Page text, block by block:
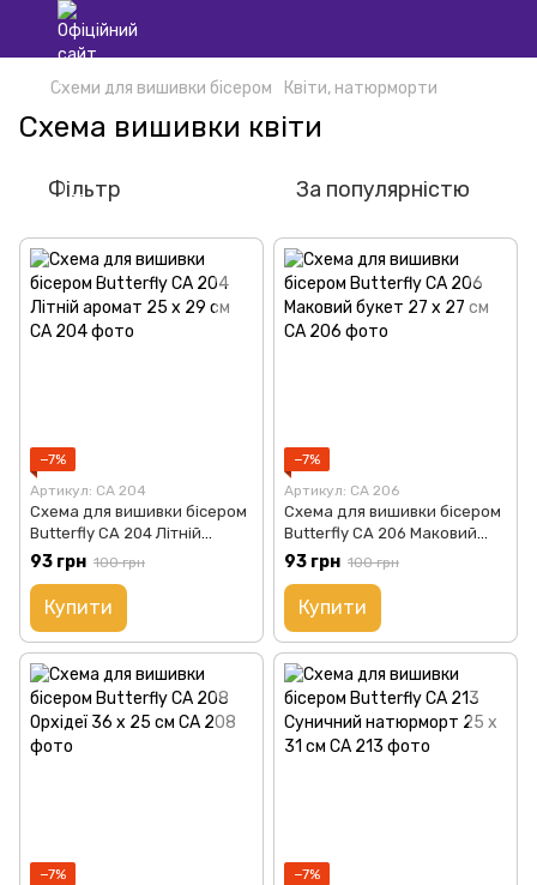
Схеми для вишивки бісером Квіти, натюрморти
Схема вишивки квіти
Фільтр За популярністю
−7%
Артикул: СА 204
Схема для вишивки бісером
Butterfly СА 204 Літній
аромат 25 х 29 см
93 грн 100 грн
Купити
−7%
Артикул: СА 206
Схема для вишивки бісером
Butterfly СА 206 Маковий
букет 27 х 27 см
93 грн 100 грн
Купити
−7%
−7%